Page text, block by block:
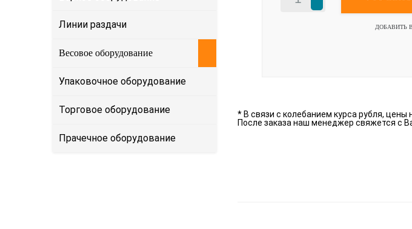
Линии раздачи
Весовое оборудование
Упаковочное оборудование
Торговое оборудование
Прачечное оборудование
ДОБАВИТЬ
* В связи с колебанием курса рубля, цены
После заказа наш менеджер свяжется с